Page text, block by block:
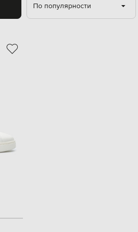
По популярности